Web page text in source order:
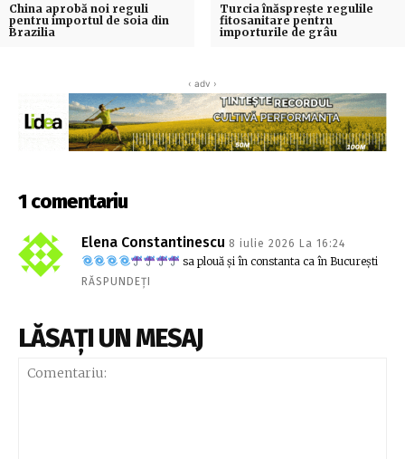
China aprobă noi reguli
pentru importul de soia din
Brazilia
Turcia înăsprește regulile
fitosanitare pentru
importurile de grâu
‹ adv ›
1 comentariu
Elena Constantinescu 8 iulie 2026 La 16:24
sa plouă și în constanta ca în București
RĂSPUNDEȚI
LĂSAȚI UN MESAJ